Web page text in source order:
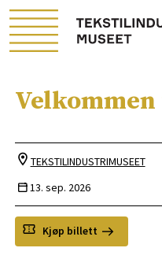
TEKSTILINDUSTRIMUSEET
13. sep. 2026
Kjøp billett